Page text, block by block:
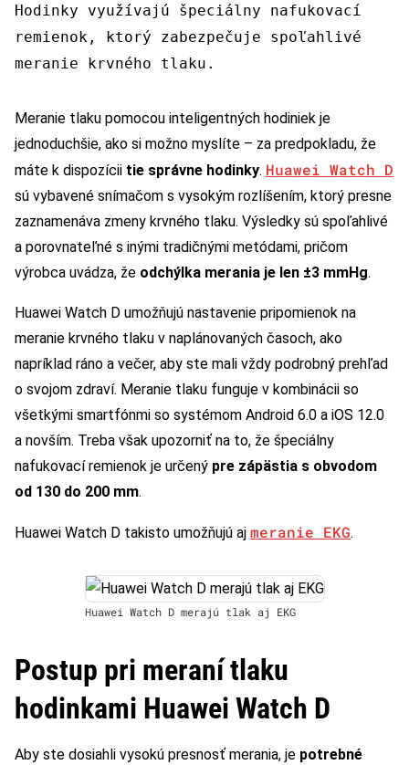
Hodinky využívajú špeciálny nafukovací
remienok, ktorý zabezpečuje spoľahlivé
meranie krvného tlaku.
Meranie tlaku pomocou inteligentných hodiniek je
jednoduchšie, ako si možno myslíte – za predpokladu, že
máte k dispozícii tie správne hodinky. Huawei Watch D
sú vybavené snímačom s vysokým rozlíšením, ktorý presne
zaznamenáva zmeny krvného tlaku. Výsledky sú spoľahlivé
a porovnateľné s inými tradičnými metódami, pričom
výrobca uvádza, že odchýlka merania je len ±3 mmHg.
Huawei Watch D umožňujú nastavenie pripomienok na
meranie krvného tlaku v naplánovaných časoch, ako
napríklad ráno a večer, aby ste mali vždy podrobný prehľad
o svojom zdraví. Meranie tlaku funguje v kombinácii so
všetkými smartfónmi so systémom Android 6.0 a iOS 12.0
a novším. Treba však upozorniť na to, že špeciálny
nafukovací remienok je určený pre zápästia s obvodom
od 130 do 200 mm.
Huawei Watch D takisto umožňujú aj meranie EKG.
Huawei Watch D merajú tlak aj EKG
Postup pri meraní tlaku
hodinkami Huawei Watch D
Aby ste dosiahli vysokú presnosť merania, je potrebné